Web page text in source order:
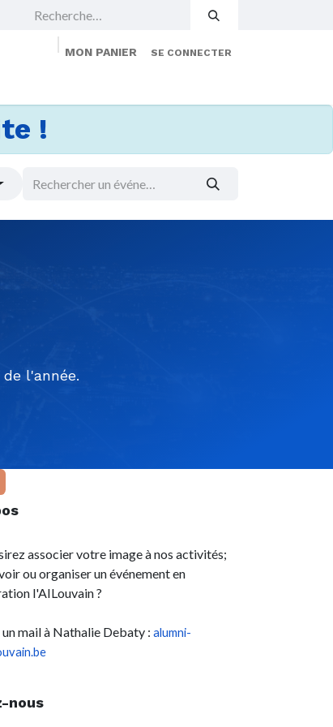
MON PANIER SE CONNECTER
!
l'année.
associer votre image à nos activités;
ou organiser un événement en
l'AILouvain ?
un mail à Nathalie Debaty : alumni-
nous